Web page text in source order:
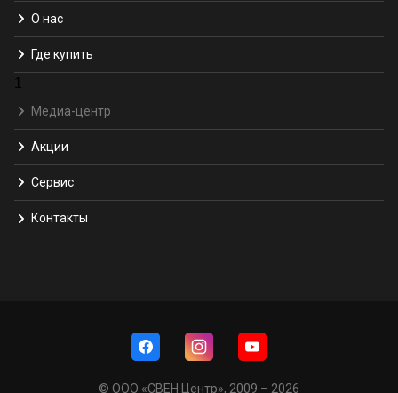
О нас
Где купить
1
Медиа-центр
Акции
Сервис
Контакты
© ООО «СВЕН Центр», 2009 – 2026